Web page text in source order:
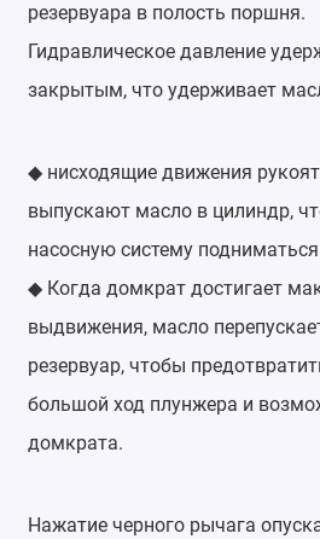
резервуара в полость поршня.
Гидравлическое давление
закрытым, что удерживает
◆нисходящие движения
выпускают масло в цилиндр,
насосную систему
◆Когда домкрат достигает
выдвижения, масло
резервуар, чтобы
большой ход плунжера и
домкрата.
Нажатие черного рычага